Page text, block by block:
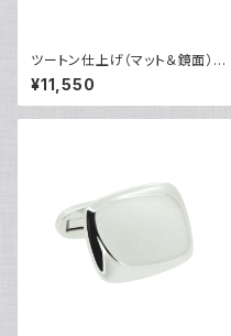
ツートン仕上げ（マット＆鏡面）カ
フリンクス VQC-0803
¥11,550